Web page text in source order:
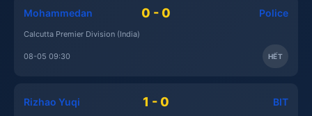
Mohammedan 0 - 0 Police
Calcutta Premier Division (India)
08-05 09:30 HẾT
Rizhao Yuqi 1 - 0 BIT